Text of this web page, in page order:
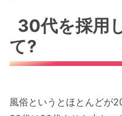
30代を採用
て?
風俗というとほとんどが